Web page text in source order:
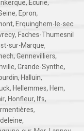
,Ecurie,
,Epron,
,Erquinghem-le-sec
,Faches-Thumesnil
sur-Marque,
,Gennevilliers,
,Grande-Synthe,
,Halluin,
,Hellemmes,Hem,
,Honfleur,Ifs,
,
,